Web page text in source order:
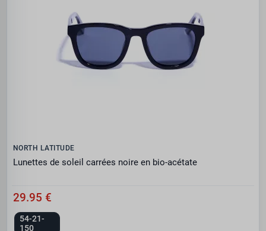
NORTH LATITUDE
Lunettes de soleil carrées noire en bio-acétate
29.95 €
54-21-
150